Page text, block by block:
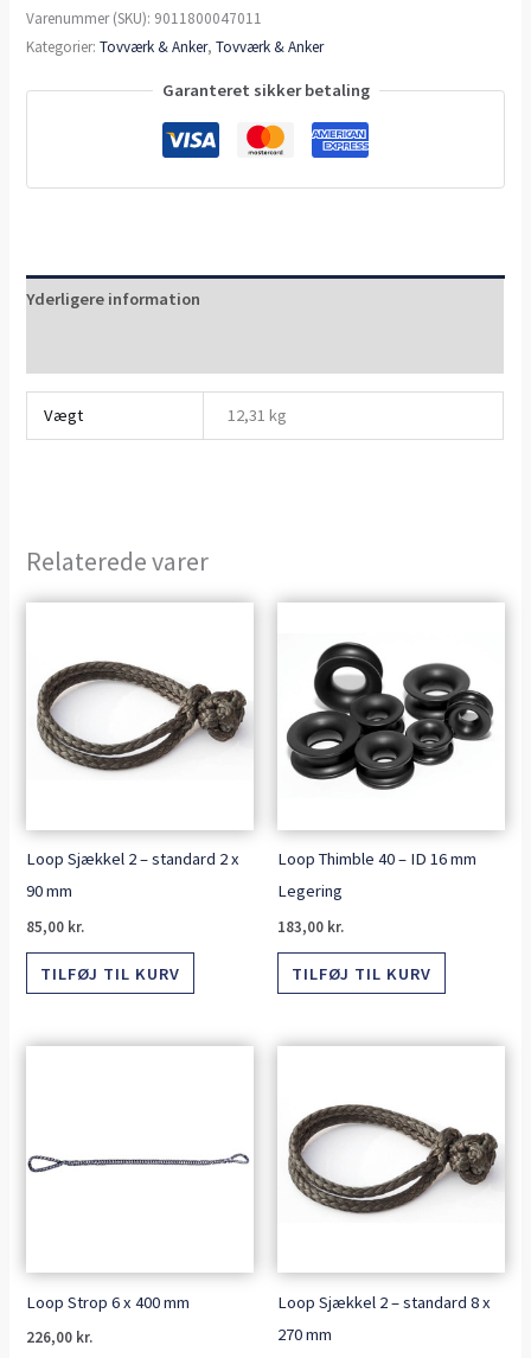
Varenummer (SKU): 9011800047011
Kategorier:Tovværk & Anker,Tovværk & Anker
Garanteret sikker betaling
Yderligere information
Vægt 12,31 kg
Relaterede varer
Loop Sjækkel 2 – standard 2 x
90 mm
85,00 kr.
TILFØJ TIL KURV
Loop Thimble 40 – ID 16 mm
Legering
183,00 kr.
TILFØJ TIL KURV
Loop Strop 6 x 400 mm
226,00 kr.
Loop Sjækkel 2 – standard 8 x
270 mm